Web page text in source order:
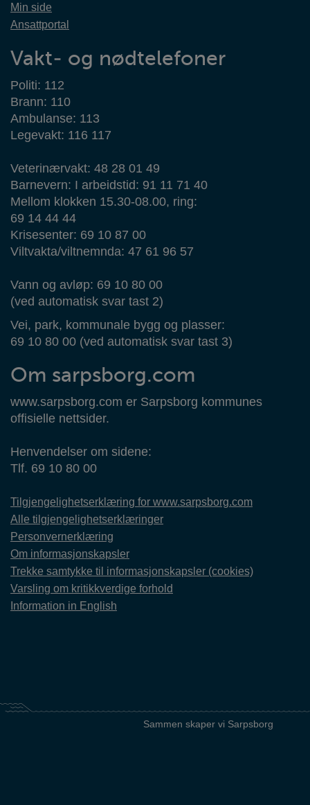
Min side
Ansattportal
Vakt- og nødtelefoner
Politi: 112
Brann: 110
Ambulanse: 113
Legevakt: 116 117
Veterinærvakt: 48 28 01 49
Barnevern: I arbeidstid: 91 11 71 40
Mellom klokken 15.30-08.00, ring:
69 14 44 44
Krisesenter: 69 10 87 00
Viltvakta/viltnemnda: 47 61 96 57
Vann og avløp: 69 10 80 00
(ved automatisk svar tast 2)
Vei, park, kommunale bygg og plasser:
69 10 80 00 (ved automatisk svar tast 3)
Om sarpsborg.com
www.sarpsborg.com er Sarpsborg kommunes
offisielle nettsider.
Henvendelser om sidene:
Tlf. 69 10 80 00
Tilgjengelighetserklæring for www.sarpsborg.com
Alle tilgjengelighetserklæringer
Personvernerklæring
Om informasjonskapsler
Trekke samtykke til informasjonskapsler (cookies)
Varsling om kritikkverdige forhold
Information in English
Sammen skaper vi Sarpsborg